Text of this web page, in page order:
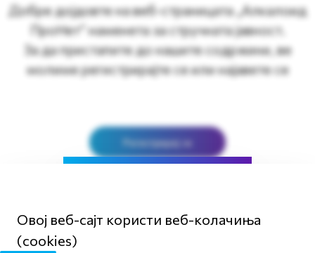
Добре дојдовте на веб-страницата „Алкалоид
ПроНет“ наменета за стручната јавност.
За да пристапите до нашите содржини, ве
молиме регистрирајте се или најавете се
Регистрирај се
Најави се
работници!
Дали сте здравствен работник или
Овој веб-сајт користи веб-колачиња
(cookies)